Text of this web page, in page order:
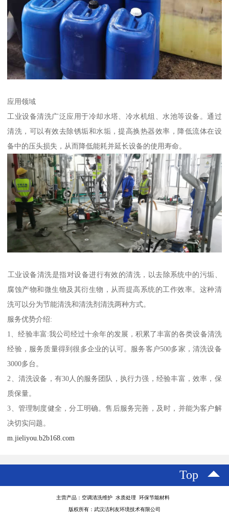
应用领域
工业设备清洗广泛应用于冷却水塔、冷水机组、水池等设备。通过
清洗，可以有效去除锈垢和水垢，提高换热器效率，降低流体在设
备中的压头损失，从而降低能耗并延长设备的使用寿命。
‌工业设备清洗‌是指对设备进行有效的清洗，以去除系统中的污垢、
腐蚀产物和微生物及其衍生物，从而提高系统的工作效率。这种清
洗可以分为节能清洗和清洗剂清洗两种方式。‌
服务优势介绍:
1、经验丰富:我公司经过十余年的发展，积累了丰富的各类设备清洗
经验，服务质量得到很多企业的认可。服务客户500多家，清洗设备
3000多台。
2、清洗设备，有30人的服务团队，执行力强，经验丰富，效率，保
质保量。
3、管理制度健全，分工明确。售后服务完善，及时，并能为客户解
决切实问题。
m.jieliyou.b2b168.com
Top
主营产品：空调清洗维护 水质处理 环保节能材料
版权所有：武汉洁利友环境技术有限公司